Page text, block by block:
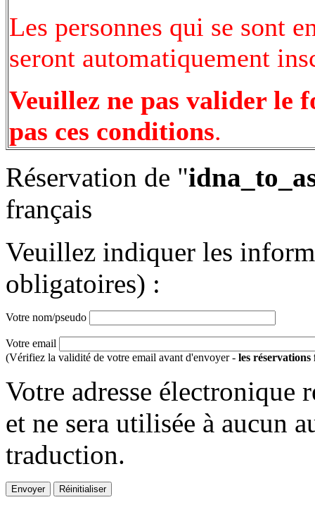
Les personnes qui se sont
seront automatiquement
Veuillez ne pas valider le
pas ces conditions.
Réservation de "
français
Veuillez indiquer les
obligatoires) :
Votre nom/pseudo
Votre email
(Vérifiez la validité de votre email avant d'envoyer - les réservations
Votre adresse électronique
et ne sera utilisée à aucun
traduction.